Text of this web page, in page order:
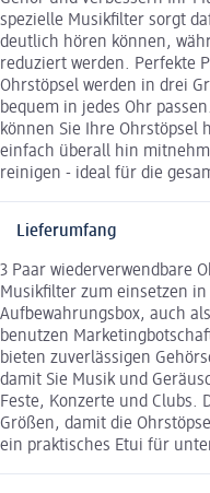
spezielle Musikfilter sorgt
deutlich hören können,
reduziert werden. Perfekte
Ohrstöpsel werden in drei
bequem in jedes Ohr
können Sie Ihre Ohrstöpsel
einfach überall hin
reinigen - ideal für die
Lieferumfang
3 Paar wiederverwendbare
Musikfilter zum einsetzen in
Aufbewahrungsbox, auch
benutzen
bieten zuverlässigen
damit Sie Musik und
Feste, Konzerte und Clubs.
Größen, damit die
ein praktisches Etui für